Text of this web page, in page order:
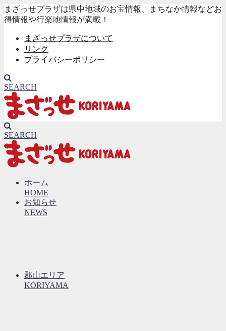
まざっせプラザは県中地域のお宝情報、まちなか情報などお
得情報や行楽地情報が満載！
まざっせプラザについて
リンク
プライバシーポリシー
SEARCH
SEARCH
ホーム
HOME
お知らせ
NEWS
郡山エリア
KORIYAMA